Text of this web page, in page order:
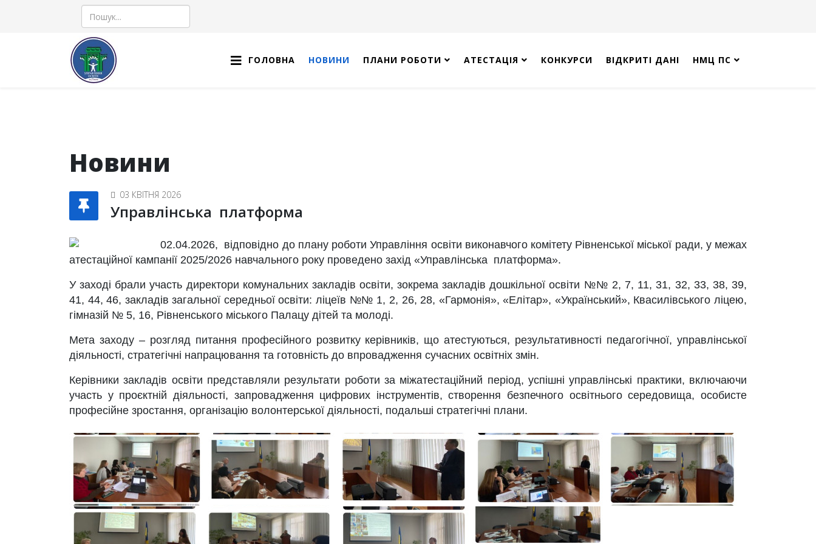
Пошук
ГОЛОВНА НОВИНИ ПЛАНИ РОБОТИ АТЕСТАЦІЯ КОНКУРСИ ВІДКРИТІ ДАНІ НМЦ ПС
Новини
03 КВІТНЯ 2026
Управлінська платформа
02.04.2026, відповідно до плану роботи Управління освіти виконавчого комітету Рівненської міської ради, у межах
атестаційної кампанії 2025/2026 навчального року проведено захід «Управлінська платформа».
У заході брали участь директори комунальних закладів освіти, зокрема закладів дошкільної освіти №№ 2, 7, 11, 31, 32, 33, 38, 39,
41, 44, 46, закладів загальної середньої освіти: ліцеїв №№ 1, 2, 26, 28, «Гармонія», «Елітар», «Український», Квасилівського ліцею,
гімназій № 5, 16, Рівненського міського Палацу дітей та молоді.
Мета заходу – розгляд питання професійного розвитку керівників, що атестуються, результативності педагогічної, управлінської
діяльності, стратегічні напрацювання та готовність до впровадження сучасних освітніх змін.
Керівники закладів освіти представляли результати роботи за міжатестаційний період, успішні управлінські практики, включаючи
участь у проєктній діяльності, запровадження цифрових інструментів, створення безпечного освітнього середовища, особисте
професійне зростання, організацію волонтерської діяльності, подальші стратегічні плани.